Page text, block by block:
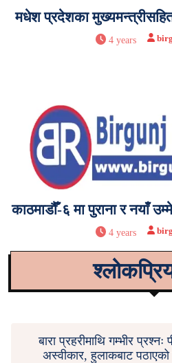
मधेश प्रदेशका
4 years
काठमाडौँ-६ मा पुराना र नयाँ
4 years
बारा प्रहरीमाथि गम्भीर प्रश्नः
अस्वीकार, हुलाकबाट